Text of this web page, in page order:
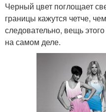
Черный цвет поглощает
границы кажутся четче,
следовательно, вещь
на самом деле.